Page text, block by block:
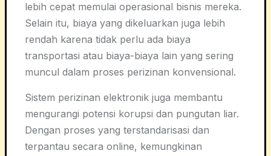
lebih cepat memulai operasional bisnis mereka.
Selain itu, biaya yang dikeluarkan juga lebih
rendah karena tidak perlu ada biaya
transportasi atau biaya-biaya lain yang sering
muncul dalam proses perizinan konvensional.
Sistem perizinan elektronik juga membantu
mengurangi potensi korupsi dan pungutan liar.
Dengan proses yang terstandarisasi dan
terpantau secara online, kemungkinan